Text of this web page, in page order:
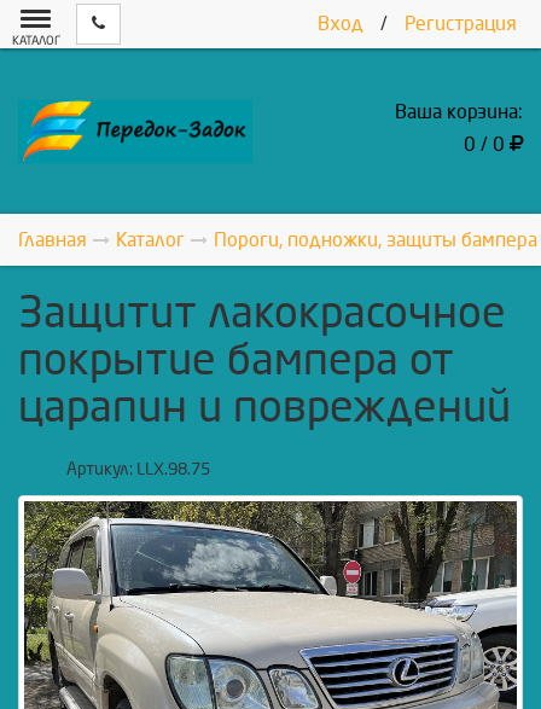
Вход / Регистрация
КАТАЛОГ
Ваша корзина:
0 / 0
Главная Каталог Пороги, подножки, защиты
Защитит лакокрасочное
покрытие бампера от
царапин и повреждений
Артикул: LLX.98.75